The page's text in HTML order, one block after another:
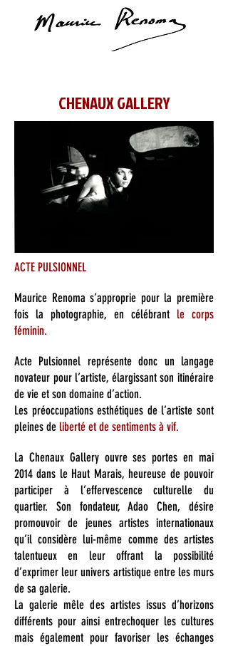
CHENAUX GALLERY
ACTE PULSIONNEL
Maurice Renoma s’approprie pour la première
fois la photographie, en célébrantle corps
féminin.
Acte Pulsionnel représente donc un langage
novateur pour l’artiste, élargissant son itinéraire
de vie et son domaine d’action.
Les préoccupations esthétiques de l’artiste sont
pleines de liberté et de sentiments à vif.
La Chenaux Gallery ouvre ses portes en mai
2014 dans le Haut Marais, heureuse de pouvoir
participer à l’effervescence culturelle du
quartier. Son fondateur, Adao Chen, désire
promouvoir de jeunes artistes internationaux
qu’il considère lui-même comme des artistes
talentueux en leur offrant la possibilité
d’exprimer leur univers artistique entre les murs
de sa galerie.
La galerie mêle des artistes issus d’horizons
différents pour ainsi entrechoquer les cultures
mais également pour favoriser les échanges